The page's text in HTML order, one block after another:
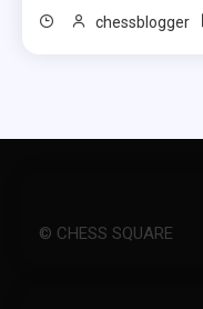
chessblogger
© CHESS SQUARE